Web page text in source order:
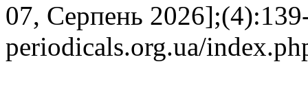
07, Серпень
periodicals.org.ua/